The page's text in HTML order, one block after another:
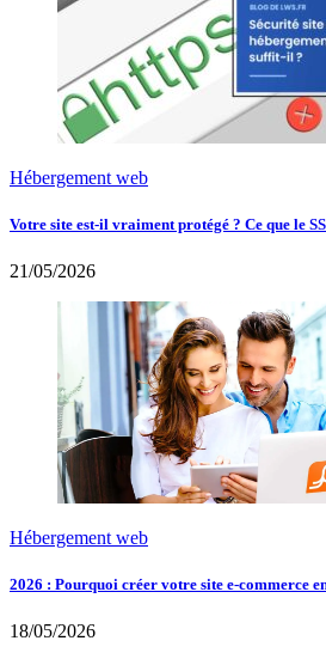
Hébergement web
Votre site est-il vraiment protégé ? Ce que le
21/05/2026
Hébergement web
2026 : Pourquoi créer votre site e-commerce
18/05/2026